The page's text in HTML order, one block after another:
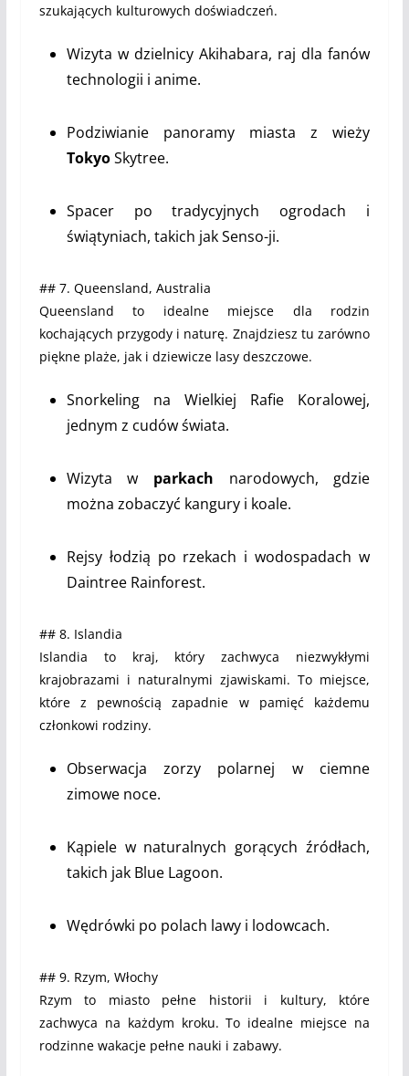
szukających kulturowych doświadczeń.
Wizyta w dzielnicy Akihabara, raj dla fanów
technologii i anime.
Podziwianie panoramy miasta z wieży
TokyoSkytree.
Spacer po tradycyjnych ogrodach i
świątyniach, takich jak Senso-ji.
## 7. Queensland, Australia
Queensland to idealne miejsce dla rodzin
kochających przygody i naturę. Znajdziesz tu zarówno
piękne plaże, jak i dziewicze lasy deszczowe.
Snorkeling na Wielkiej Rafie Koralowej,
jednym z cudów świata.
Wizyta w parkach narodowych, gdzie
można zobaczyć kangury i koale.
Rejsy łodzią po rzekach i wodospadach w
Daintree Rainforest.
## 8. Islandia
Islandia to kraj, który zachwyca niezwykłymi
krajobrazami i naturalnymi zjawiskami. To miejsce,
które z pewnością zapadnie w pamięć każdemu
członkowi rodziny.
Obserwacja zorzy polarnej w ciemne
zimowe noce.
Kąpiele w naturalnych gorących źródłach,
takich jak Blue Lagoon.
Wędrówki po polach lawy i lodowcach.
## 9. Rzym, Włochy
Rzym to miasto pełne historii i kultury, które
zachwyca na każdym kroku. To idealne miejsce na
rodzinne wakacje pełne nauki i zabawy.